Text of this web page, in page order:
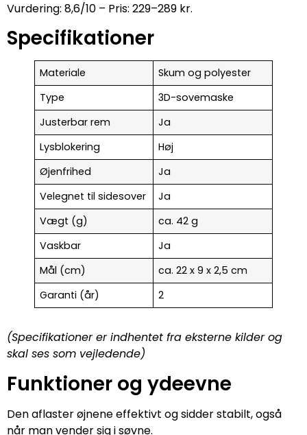
Vurdering: 8,6/10 – Pris: 229–289 kr.
Specifikationer
Materiale
Skum og polyester
Type
3D-sovemaske
Justerbar rem
Ja
Lysblokering
Høj
Øjenfrihed
Ja
Velegnet til sidesover
Ja
Vægt (g)
ca. 42 g
Vaskbar
Ja
Mål (cm)
ca. 22 x 9 x 2,5 cm
Garanti (år)
2
(Specifikationer er indhentet fra eksterne kilder og
skal ses som vejledende)
Funktioner og ydeevne
Den aflaster øjnene effektivt og sidder stabilt, også
når man vender sig i søvne.